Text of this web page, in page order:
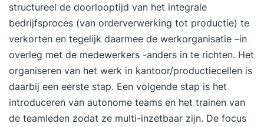
structureel de doorlooptijd van het integrale
bedrijfsproces (van orderverwerking tot productie) te
verkorten en tegelijk daarmee de werkorganisatie –in
overleg met de medewerkers -anders in te richten. Het
organiseren van het werk in kantoor/productiecellen is
daarbij een eerste stap. Een volgende stap is het
introduceren van autonome teams en het trainen van
de teamleden zodat ze multi-inzetbaar zijn. De focus